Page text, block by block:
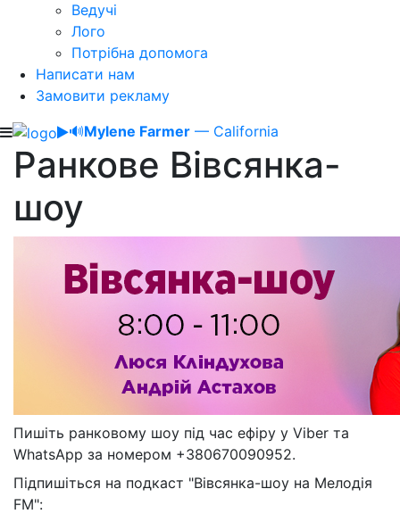
Ведучі
Лого
Потрібна допомога
Написати нам
Замовити рекламу
🔊Mylene Farmer — California
Ранкове Вівсянка-
шоу
Пишіть ранковому шоу під час ефіру у Viber та
WhatsApp за номером +380670090952.
Підпишіться на подкаст "Вівсянка-шоу на Мелодія
FM":